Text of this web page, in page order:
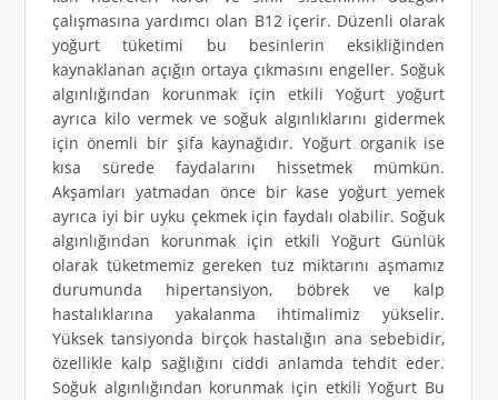
çalışmasına yardımcı olan B12 içerir. Düzenli olarak
yoğurt tüketimi bu besinlerin eksikliğinden
kaynaklanan açığın ortaya çıkmasını engeller. Soğuk
algınlığından korunmak için etkili Yoğurt yoğurt
ayrıca kilo vermek ve soğuk algınlıklarını gidermek
için önemli bir şifa kaynağıdır. Yoğurt organik ise
kısa sürede faydalarını hissetmek mümkün.
Akşamları yatmadan önce bir kase yoğurt yemek
ayrıca iyi bir uyku çekmek için faydalı olabilir. Soğuk
algınlığından korunmak için etkili Yoğurt Günlük
olarak tüketmemiz gereken tuz miktarını aşmamız
durumunda hipertansiyon, böbrek ve kalp
hastalıklarına yakalanma ihtimalimiz yükselir.
Yüksek tansiyonda birçok hastalığın ana sebebidir,
özellikle kalp sağlığını ciddi anlamda tehdit eder.
Soğuk algınlığından korunmak için etkili Yoğurt Bu